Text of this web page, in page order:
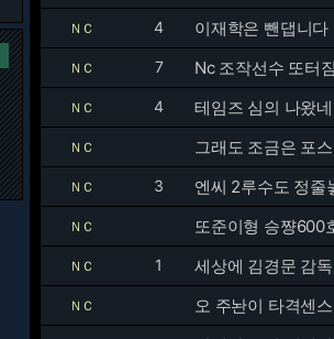
ＮＣ 4 이재학은 뺀댑니다
ＮＣ 7 Nc 조작선수 또터
ＮＣ 4 테임즈 심의 나왔
ＮＣ 그래도 조금은 포
ＮＣ 3 엔씨 2루수도 정줄
ＮＣ 또준이형 승쨩600
ＮＣ 1 세상에 김경문 감
ＮＣ 오 주놘이 타격센